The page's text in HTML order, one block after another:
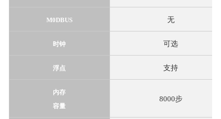
M0DBUS 无
时钟 可选
浮点 支持
内存
容量
8000步